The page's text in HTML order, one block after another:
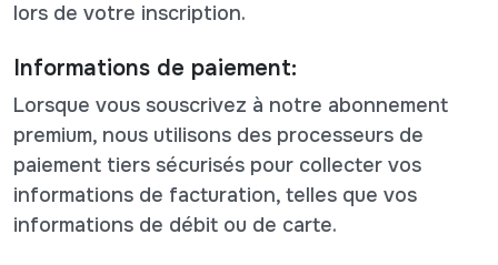
lors de votre inscription.
Informations de paiement:
Lorsque vous souscrivez à notre abonnement
premium, nous utilisons des processeurs de
paiement tiers sécurisés pour collecter vos
informations de facturation, telles que vos
informations de débit ou de carte.